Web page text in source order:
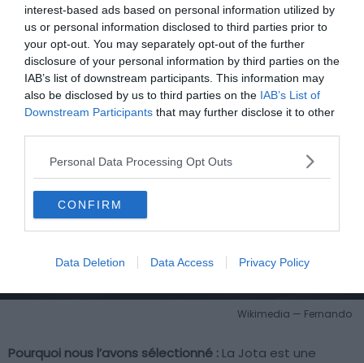
interest-based ads based on personal information utilized by
us or personal information disclosed to third parties prior to
your opt-out. You may separately opt-out of the further
disclosure of your personal information by third parties on the
IAB’s list of downstream participants. This information may
also be disclosed by us to third parties on the IAB’s List of
Downstream Participants that may further disclose it to other
Personal Data Processing Opt Outs
CONFIRM
Data Deletion Data Access Privacy Policy
Jota
Wikimedia — Fernando
Pourquoi nous l’avons sélectionné : La Jota est une